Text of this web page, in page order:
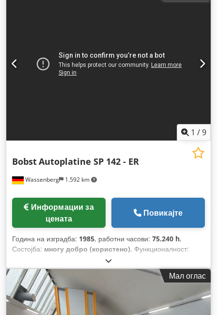
1 /9
Wassenberg 1.592 km
BobstAutoplatine SP 142 - ER
цената
Повикајте
Година на изградба: 1985, работни часови: 75.240 h,
Состојба: многу добро (користено), Функционалност:
, број на машина/возило:
07,
Мал оглас